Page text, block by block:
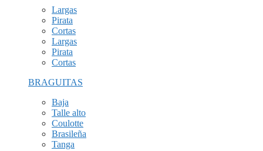
Largas
Pirata
Cortas
Largas
Pirata
Cortas
BRAGUITAS
Baja
Talle alto
Coulotte
Brasileña
Tanga